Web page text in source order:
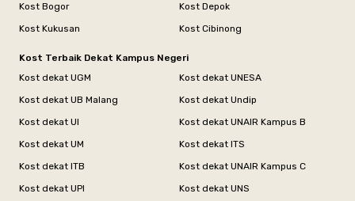
Kost Bogor
Kost Depok
Kost Kukusan
Kost Cibinong
Kost Terbaik Dekat Kampus Negeri
Kost dekat UGM
Kost dekat UNESA
Kost dekat UB Malang
Kost dekat Undip
Kost dekat UI
Kost dekat UNAIR Kampus B
Kost dekat UM
Kost dekat ITS
Kost dekat ITB
Kost dekat UNAIR Kampus C
Kost dekat UPI
Kost dekat UNS